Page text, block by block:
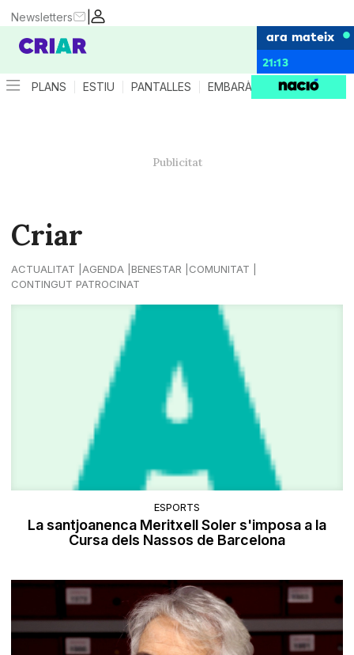
|
Newsletters
ara mateix
21:13
PLANS ESTIU PANTALLES EMBARÀS CRIANÇA
Criar
ACTUALITAT AGENDA BENESTAR
COMUNITAT
CONTINGUT PATROCINAT
ESPORTS
La santjoanenca Meritxell Soler s'imposa a la
Cursa dels Nassos de Barcelona